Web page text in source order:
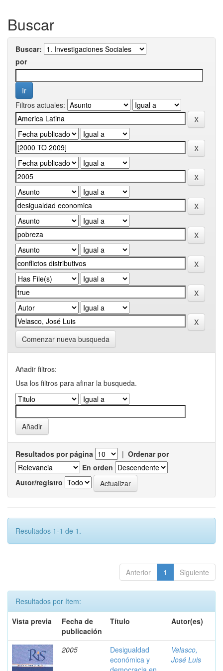
Buscar
Buscar:
por
Filtros actuales:
Comenzar nueva busqueda
Añadir filtros:
Usa los filtros para afinar la busqueda.
Resultados por página | Ordenar por
En orden
Autor/registro
Resultados 1-1 de 1.
Anterior 1 Siguiente
Resultados por ítem:
Vista previa
Fecha de
publicación
Título Autor(es)
2005
Desigualdad
económica y
Velasco,
José Luis